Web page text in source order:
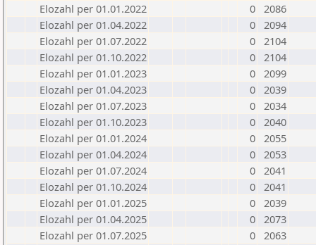
Elozahl per 01.01.2022
0 2086
Elozahl per 01.04.2022
0 2094
Elozahl per 01.07.2022
0 2104
Elozahl per 01.10.2022
0 2104
Elozahl per 01.01.2023
0 2099
Elozahl per 01.04.2023
0 2039
Elozahl per 01.07.2023
0 2034
Elozahl per 01.10.2023
0 2040
Elozahl per 01.01.2024
0 2055
Elozahl per 01.04.2024
0 2053
Elozahl per 01.07.2024
0 2041
Elozahl per 01.10.2024
0 2041
Elozahl per 01.01.2025
0 2039
Elozahl per 01.04.2025
0 2073
Elozahl per 01.07.2025
0 2063